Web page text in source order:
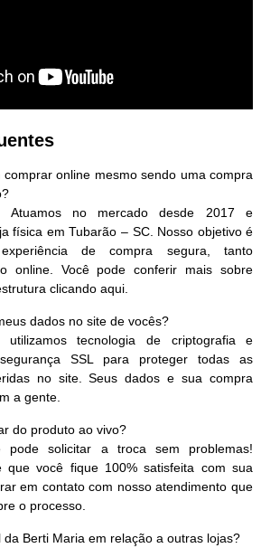
comprar online mesmo sendo uma compra
Atuamos no mercado desde 2017 e
física em Tubarão – SC. Nosso objetivo é
de compra segura, tanto
online. Você pode conferir mais sobre
clicando aqui.
dados no site de vocês?
utilizamos tecnologia de criptografia e
SSL para proteger todas as
no site. Seus dados e sua compra
a gente.
do produto ao vivo?
pode solicitar a troca sem problemas!
que você fique 100% satisfeita com sua
em contato com nosso atendimento que
o processo.
da Berti Maria em relação a outras lojas?